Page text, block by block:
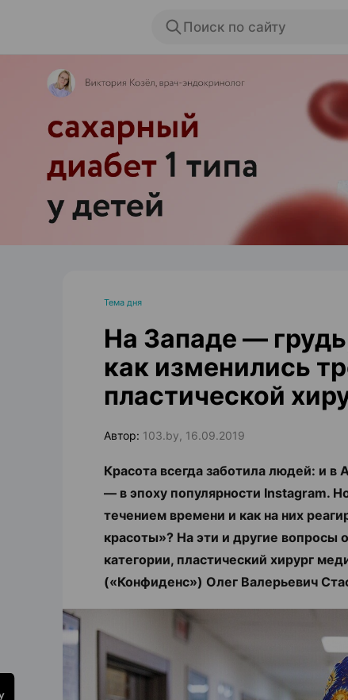
Поиск по сайту
Тема дня
На Западе —
как изменились
пластической
Автор: 103.by, 16.09.2019
Красота всегда заботила людей: и в
— в эпоху популярности Instagram.
течением времени и как на них
красоты»? На эти и другие вопросы
категории, пластический хирург
(«Конфиденс») Олег Валерьевич